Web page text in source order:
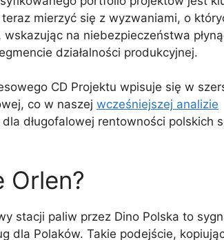
mierzyć się z wyzwaniami, o
wskazując na niebezpieczeństwa
działalności produkcyjnej.
CD Projektu wpisuje się w
co w naszej wcześniejszej analizie
długofalowej rentowności polskich
Orlen?
stacji paliw przez Dino Polska to
dla Polaków. Takie podejście,